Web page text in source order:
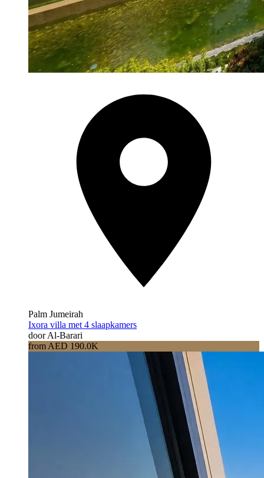
Palm Jumeirah
Ixora villa met 4 slaapkamers
door Al-Barari
from AED 190.0K